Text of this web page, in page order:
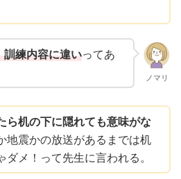
訓練内容に違いってあ
ノマリ
ら机の下に隠れても意味がな
地震かの放送があるまでは机
ダメ！って先生に言われる。